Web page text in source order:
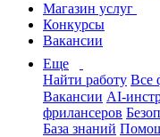
Магазин услуг
Конкурсы
Вакансии
Еще
Найти работу Все
Вакансии AI-
фрилансеров
База знаний